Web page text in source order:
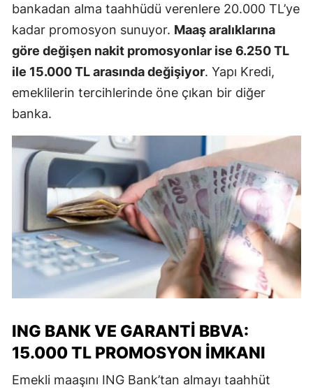
bankadan alma taahhüdü verenlere 20.000 TL’ye
kadar promosyon sunuyor. Maaş aralıklarına
göre değişen nakit promosyonlar ise 6.250 TL
ile 15.000 TL arasında değişiyor. Yapı Kredi,
emeklilerin tercihlerinde öne çıkan bir diğer
banka.
ING BANK VE GARANTI BBVA:
15.000 TL PROMOSYON İMKANI
Emekli maaşını ING Bank’tan almayı taahhüt